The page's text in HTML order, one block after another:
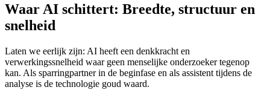
Waar AI schittert: Breedte, structuur en
snelheid
Laten we eerlijk zijn: AI heeft een denkkracht en
verwerkingssnelheid waar geen menselijke onderzoeker tegenop
kan. Als sparringpartner in de beginfase en als assistent tijdens de
analyse is de technologie goud waard.